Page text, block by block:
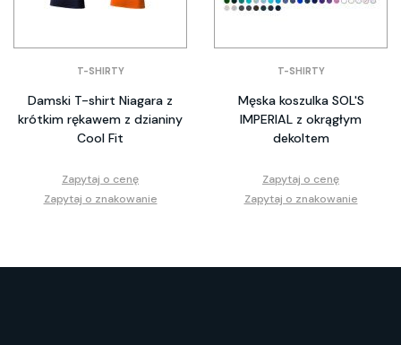
T-SHIRTY
Damski T-shirt Niagara z
krótkim rękawem z dzianiny
Cool Fit
Zapytaj o cenę
Zapytaj o znakowanie
T-SHIRTY
Męska koszulka SOL'S
IMPERIAL z okrągłym
dekoltem
Zapytaj o cenę
Zapytaj o znakowanie